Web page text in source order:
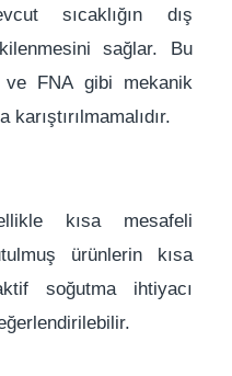
sıcaklığın dış
sağlar. Bu
FNA gibi mekanik
kısa mesafeli
ürünlerin kısa
soğutma ihtiyacı